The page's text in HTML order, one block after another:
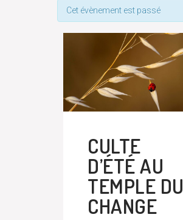
Cet évènement est passé
CULTE
D’ÉTÉ AU
TEMPLE DU
CHANGE